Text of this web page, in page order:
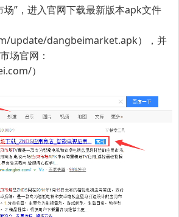
场”，进入官网下载最新版本apk文件
update/dangbeimarket.apk），并
场官网：
）